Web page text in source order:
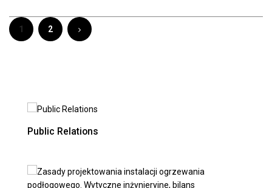
1 2
Public Relations